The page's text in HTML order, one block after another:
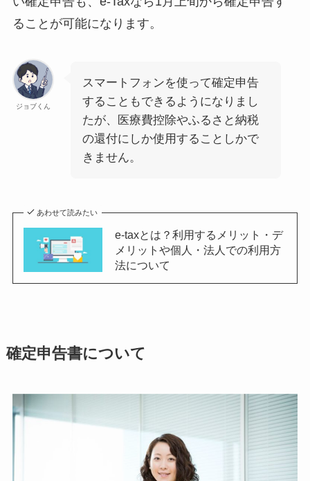
ることが可能になります。
ジョブくん
スマートフォンを使って確定申告
することもできるようになりまし
たが、医療費控除やふるさと納税
の還付にしか使用することしかで
きません。
あわせて読みたい
e-taxとは？利用するメリット・デ
メリットや個人・法人での利用方
法について
確定申告書について